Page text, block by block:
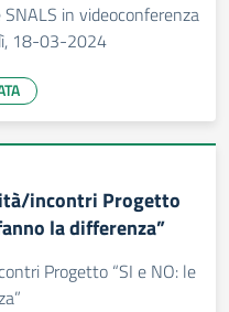
in videoconferenza
18-03-2024
incontri Progetto
la differenza”
Progetto “SI e NO: le